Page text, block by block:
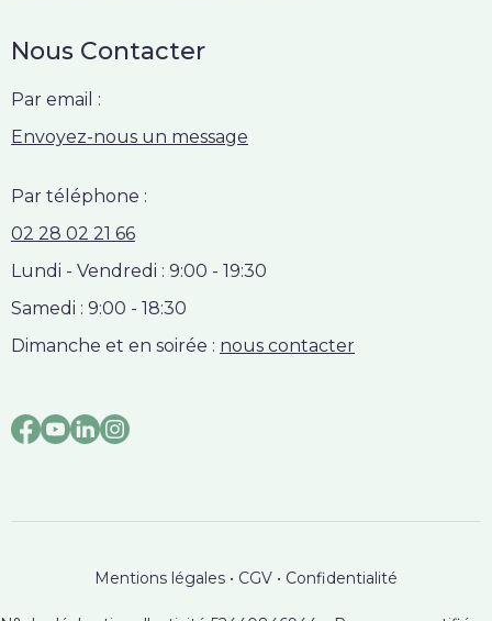
Nous Contacter
Par email :
Envoyez-nous un message
Par téléphone :
02 28 02 21 66
Lundi - Vendredi : 9:00 - 19:30
Samedi : 9:00 - 18:30
Dimanche et en soirée : nous contacter
Mentions légales • CGV • Confidentialité